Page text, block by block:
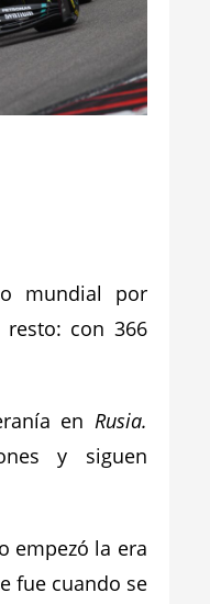
mundial por
con 366
en Rusia.
y siguen
empezó la era
fue cuando se